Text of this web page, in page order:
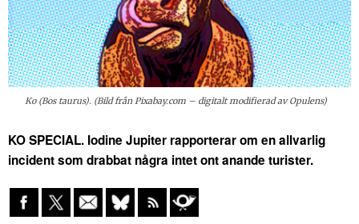
Ko (Bos taurus). (Bild från Pixabay.com – digitalt modifierad av Opulens)
KO SPECIAL. Iodine Jupiter rapporterar om en allvarlig
incident som drabbat några intet ont anande turister.